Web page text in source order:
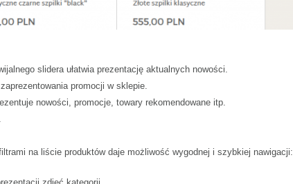
slidera ułatwia prezentację aktualnych nowości.
promocji w sklepie.
nowości, promocje, towary rekomendowane itp.
na liście produktów daje możliwość wygodnej i szybkiej nawigacji: